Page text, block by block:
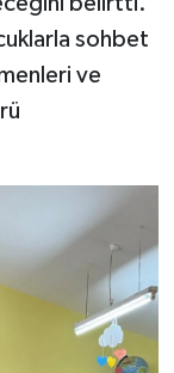
sohbet
ve